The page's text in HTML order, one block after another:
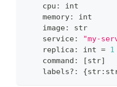
    cpu
:
int
    memory
:
int
    image
:
str
    service
: "my-
    replica
: int = 1
    command
: [str]
    labels
? : {str: